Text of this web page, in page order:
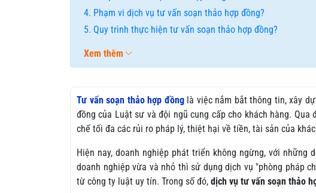
Phạm vi dịch vụ tư vấn soạn thảo hợp đồng?
Quy trình thực hiện tư vấn soạn thảo hợp đồng?
Xem thêm
Tư vấn soạn thảo hợp đồng là việc nắm bắt thông tin, xây
đồng của Luật sư và đội ngũ cung cấp cho khách hàng.
chế tối đa các rủi ro pháp lý, thiệt hại về tiền, tài sản của
Hiện nay, doanh nghiệp phát triển không ngừng, với những
doanh nghiệp vừa và nhỏ thì sử dụng dịch vụ "phòng pháp
từ công ty luật uy tín. Trong số đó, dịch vụ tư vấn soạn thảo